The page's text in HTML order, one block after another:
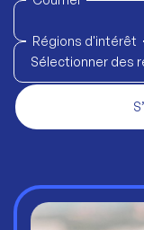
Régions d'intérêt
Sélectionner des